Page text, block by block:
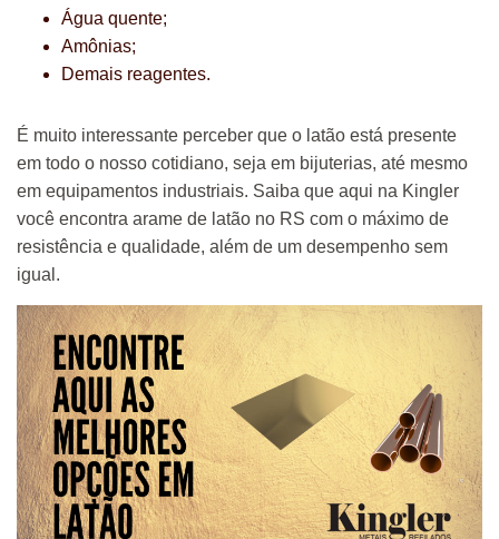
Água quente;
Amônias;
Demais reagentes.
É muito interessante perceber que o latão está presente
em todo o nosso cotidiano, seja em bijuterias, até mesmo
em equipamentos industriais. Saiba que aqui na Kingler
você encontra arame de latão no RS com o máximo de
resistência e qualidade, além de um desempenho sem
igual.